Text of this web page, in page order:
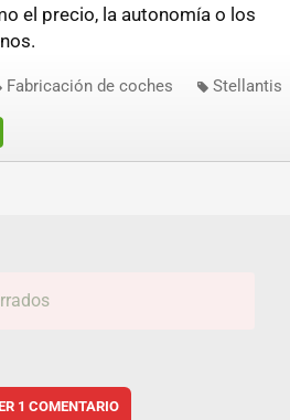
el precio, la autonomía o los
Fabricación de coches Stellantis
1 COMENTARIO